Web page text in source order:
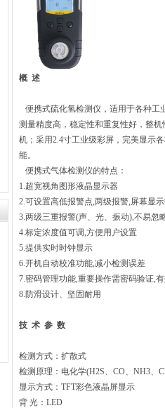
概 述
便携式硫化氢检测仪，适用于各种工
测量精度高，稳定性和重复性好，整
机；采用2.4寸工业级彩屏，完美显示
能。
便携式气体检测仪的特点：
1.超宽视角图形液晶显示器
2.可设置高低报警点,两级报警,屏幕显
3.两级三重报警(声、光、振动),不易忽
4.标定浓度值可调,方便用户设置
5.提供实时时钟显示
6.开机自动校准功能,减小检测误差
7.密码管理功能,重要操作需密码验证,
8.防滑设计、坚固耐用
技 术 参 数
检测方式：扩散式
检测原理：电化学(H2S、CO、NH3、
显示方式：TFT彩色液晶屏显示
背 光：LED